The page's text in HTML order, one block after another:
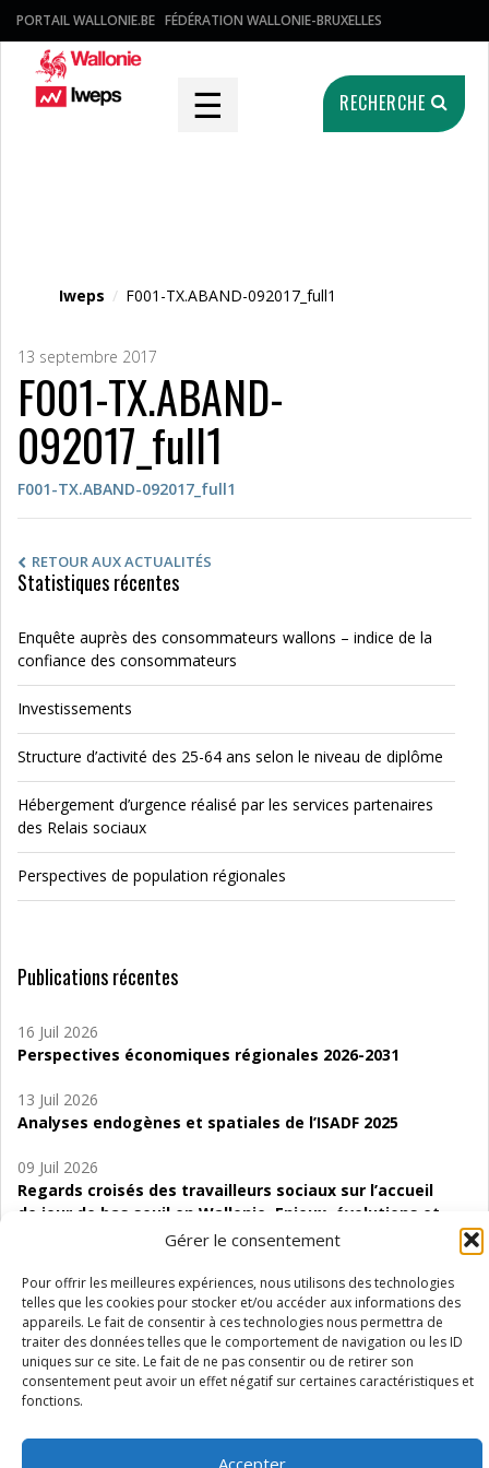
Gérer le consentement
Pour offrir les meilleures expériences, nous utilisons des technologies
telles que les cookies pour stocker et/ou accéder aux informations des
appareils. Le fait de consentir à ces technologies nous permettra de
traiter des données telles que le comportement de navigation ou les ID
uniques sur ce site. Le fait de ne pas consentir ou de retirer son
consentement peut avoir un effet négatif sur certaines caractéristiques et
fonctions.
Accepter
PORTAIL WALLONIE.BE FÉDÉRATION WALLONIE-BRUXELLES
☰ RECHERCHE
Iweps / F001-TX.ABAND-092017_full1
13 septembre 2017
F001-TX.ABAND-
092017_full1
F001-TX.ABAND-092017_full1
RETOUR AUX ACTUALITÉS
Statistiques récentes
Enquête auprès des consommateurs wallons – indice de la
confiance des consommateurs
Investissements
Structure d’activité des 25-64 ans selon le niveau de diplôme
Hébergement d’urgence réalisé par les services partenaires
des Relais sociaux
Perspectives de population régionales
Publications récentes
16 Juil 2026
Perspectives économiques régionales 2026-2031
13 Juil 2026
Analyses endogènes et spatiales de l’ISADF 2025
09 Juil 2026
Regards croisés des travailleurs sociaux sur l’accueil
de jour de bas seuil en Wallonie. Enjeux, évolutions et
06 Juil 2026
Étude d’évaluabilité des Structures
d’accompagnement à l’autocréation d’emploi (SAACE)
01 Juil 2026
Pénurie du personnel infirmier :quels indicateurs
Wallonie ?